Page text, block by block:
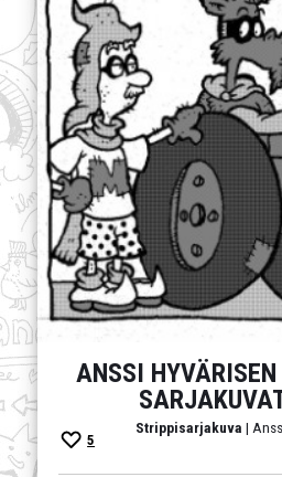
ANSSI
Strippisarjakuva |
5